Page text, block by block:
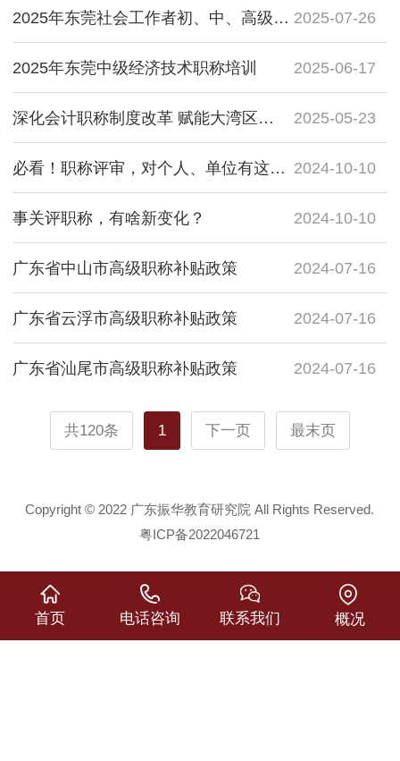
2025年东莞社会工作者初、中、高级职称考试培训 2025-07-26
2025年东莞中级经济技术职称培训 2025-06-17
深化会计职称制度改革 赋能大湾区人才高地建设——广东省修订和印发实施会计人员职称评价标准条件 2025-05-23
必看！职称评审，对个人、单位有这些监管措施 2024-10-10
事关评职称，有啥新变化？ 2024-10-10
广东省中山市高级职称补贴政策 2024-07-16
广东省云浮市高级职称补贴政策 2024-07-16
广东省汕尾市高级职称补贴政策 2024-07-16
共120条 1 下一页 最末页
Copyright © 2022 广东振华教育研究院 All Rights Reserved.
粤ICP备2022046721
首页 电话咨询 联系我们 概况